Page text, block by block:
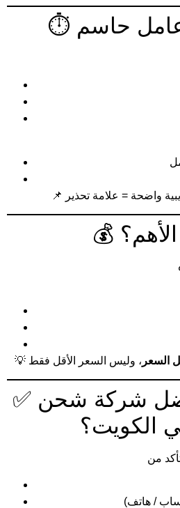
حاسم
السعر
✅ كيف تختار أفضل شركة شحن
/ هاتف)